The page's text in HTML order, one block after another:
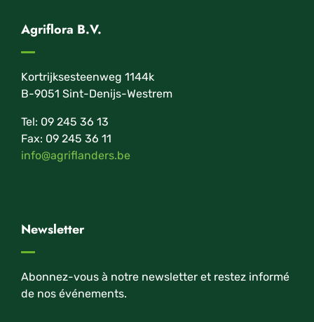
Agriflora B.V.
Kortrijksesteenweg 1144k
B-9051 Sint-Denijs-Westrem
Tel: 09 245 36 13
Fax: 09 245 36 11
info@agriflanders.be
Newsletter
Abonnez-vous à notre newsletter et restez informé
de nos événements.